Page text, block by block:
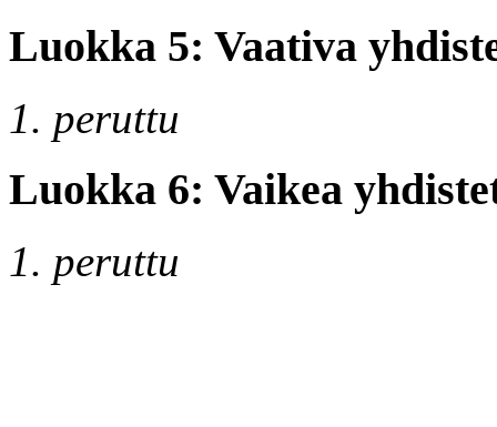
Luokka 5: Vaativa
1. peruttu
Luokka 6: Vaikea
1. peruttu